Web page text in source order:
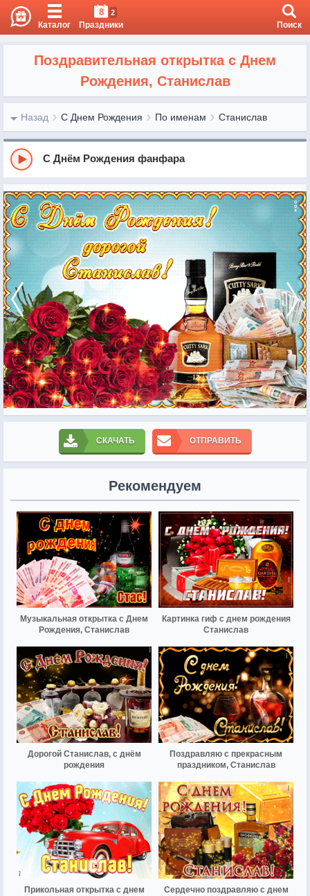
Каталог
8 2
Праздники Поиск
Поздравительная открытка с Днем
Рождения, Станислав
Назад С Днем Рождения По именам Станислав
С Днём Рождения фанфара
СКАЧАТЬ ОТПРАВИТЬ
Рекомендуем
Музыкальная открытка с Днем
Рождения, Станислав
Картинка гиф с днем рождения
Станислав
Дорогой Станислав, с днём
рождения
Поздравляю с прекрасным
праздником, Станислав
Прикольная открытка с днем
Сердечно поздравляю с днем